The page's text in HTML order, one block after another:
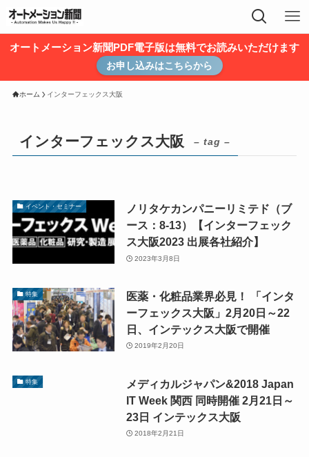
オートメーション新聞PDF電子版は無料でお読みいただけます
お申し込みはこちらから
ホーム インターフェックス大阪
インターフェックス大阪 – tag –
イベント・セミナー
ノリタケカンパニーリミテド（ブ
ース：8-13）【インターフェック
ス大阪2023 出展各社紹介】
2023年3月8日
特集
医薬・化粧品業界必見！ 「インタ
ーフェックス大阪」2月20日～22
日、インテックス大阪で開催
2019年2月20日
特集
メディカルジャパン&2018 Japan
IT Week 関西 同時開催 2月21日～
23日 インテックス大阪
2018年2月21日